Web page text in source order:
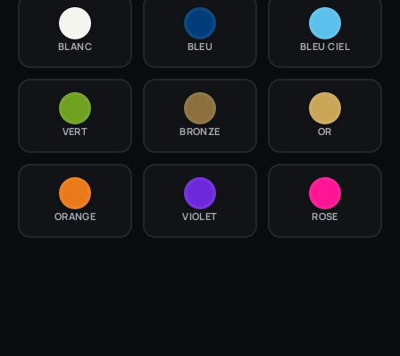
BLANC BLEU BLEU CIEL
VERT BRONZE OR
ORANGE VIOLET ROSE